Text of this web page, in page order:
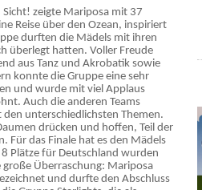
zeigte Mariposa mit 37
Reise über den Ozean, inspiriert
durften die Mädels mit ihren
überlegt hatten. Voller Freude
aus Tanz und Akrobatik sowie
konnte die Gruppe eine sehr
und wurde mit viel Applaus
Auch die anderen Teams
unterschiedlichsten Themen.
drücken und hoffen, Teil der
Für das Finale hat es den Mädels
Plätze für Deutschland wurden
Überraschung: Mariposa
und durfte den Abschluss